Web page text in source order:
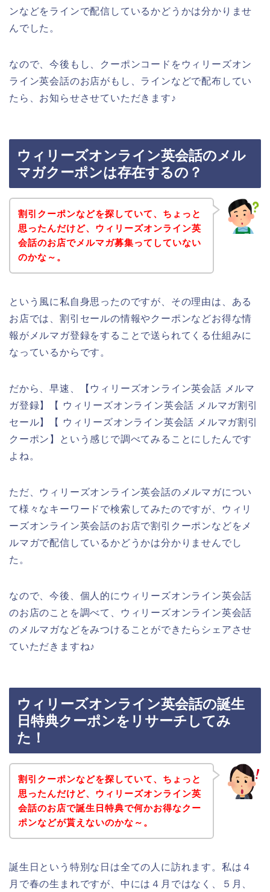
ンなどをラインで配信しているかどうかは分かりませ
んでした。
なので、今後もし、クーポンコードをウィリーズオン
ライン英会話のお店がもし、ラインなどで配布してい
たら、お知らせさせていただきます♪
ウィリーズオンライン英会話のメル
マガクーポンは存在するの？
割引クーポンなどを探していて、ちょっと
思ったんだけど、ウィリーズオンライン英
会話のお店でメルマガ募集ってしていない
のかな～。
という風に私自身思ったのですが、その理由は、ある
お店では、割引セールの情報やクーポンなどお得な情
報がメルマガ登録をすることで送られてくる仕組みに
なっているからです。
だから、早速、【ウィリーズオンライン英会話 メルマ
ガ登録】【 ウィリーズオンライン英会話 メルマガ割引
セール】【 ウィリーズオンライン英会話 メルマガ割引
クーポン】という感じで調べてみることにしたんです
よね。
ただ、ウィリーズオンライン英会話のメルマガについ
て様々なキーワードで検索してみたのですが、ウィリ
ーズオンライン英会話のお店で割引クーポンなどをメ
ルマガで配信しているかどうかは分かりませんでし
た。
なので、今後、個人的にウィリーズオンライン英会話
のお店のことを調べて、ウィリーズオンライン英会話
のメルマガなどをみつけることができたらシェアさせ
ていただきますね♪
ウィリーズオンライン英会話の誕生
日特典クーポンをリサーチしてみ
た！
割引クーポンなどを探していて、ちょっと
思ったんだけど、ウィリーズオンライン英
会話のお店で誕生日特典で何かお得なクー
ポンなどが貰えないのかな～。
誕生日という特別な日は全ての人に訪れます。私は４
月で春の生まれですが、中には４月ではなく、５月、